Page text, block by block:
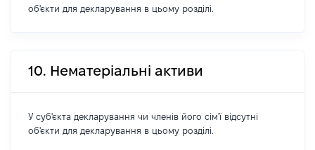
об'єкти для декларування в цьому розділі.
10. Нематеріальні активи
У суб'єкта декларування чи членів його сім'ї відсутні
об'єкти для декларування в цьому розділі.